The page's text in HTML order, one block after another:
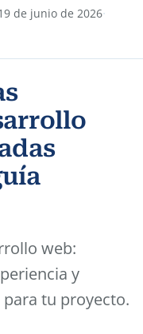
de junio de 2026·
web:
y
tu proyecto.